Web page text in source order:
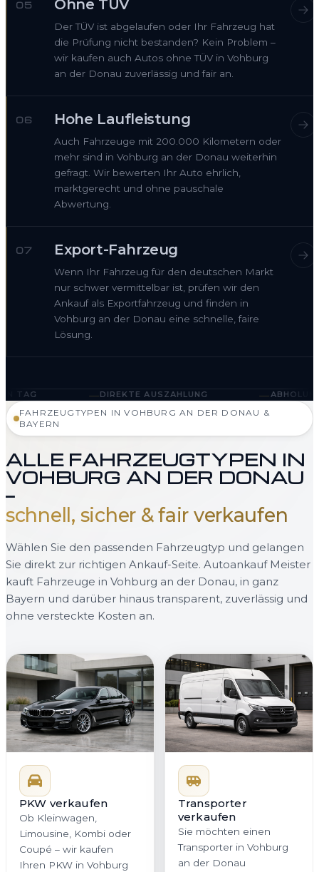
05 Ohne TÜV
Der TÜV ist abgelaufen oder Ihr Fahrzeug hat
die Prüfung nicht bestanden? Kein Problem –
wir kaufen auch Autos ohne TÜV in Vohburg
an der Donau zuverlässig und fair an.
06 Hohe Laufleistung
Auch Fahrzeuge mit 200.000 Kilometern oder
mehr sind in Vohburg an der Donau weiterhin
gefragt. Wir bewerten Ihr Auto ehrlich,
marktgerecht und ohne pauschale
Abwertung.
07 Export-Fahrzeug
Wenn Ihr Fahrzeug für den deutschen Markt
nur schwer vermittelbar ist, prüfen wir den
Ankauf als Exportfahrzeug und finden in
Vohburg an der Donau eine schnelle, faire
Lösung.
DIREKTE AUSZAHLUNG — ABHOLUNG IN VOHBURG AN
FAHRZEUGTYPEN IN VOHBURG AN DER DONAU &
BAYERN
ALLE FAHRZEUGTYPEN IN
VOHBURG AN DER DONAU
—
schnell, sicher & fair verkaufen
Wählen Sie den passenden Fahrzeugtyp und gelangen
Sie direkt zur richtigen Ankauf-Seite. Autoankauf Meister
kauft Fahrzeuge in Vohburg an der Donau, in ganz
Bayern und darüber hinaus transparent, zuverlässig und
ohne versteckte Kosten an.
PKW verkaufen
Ob Kleinwagen,
Limousine, Kombi oder
Coupé – wir kaufen
Ihren PKW in Vohburg
Transporter
verkaufen
Sie möchten einen
Transporter in Vohburg
an der Donau